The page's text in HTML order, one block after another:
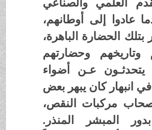
العلمي والصناعي
عادوا إلى أوطانهم،
الحضارة الباهرة،
وحضارتهم
عـن
أضواء
انبهار كان يبهر بعض
مركبات النقص،
المبشر المنذر.